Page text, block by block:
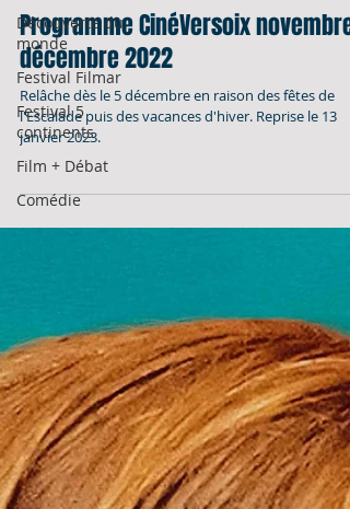
Découverte du
monde
Festival Filmar
Festival 5
continents
Film + Débat
Comédie
Programme CinéVersoix novembre-
décembre 2022
Relâche dès le 5 décembre en raison des fêtes de
l'Escalade puis des vacances d'hiver. Reprise le 13
janvier 2023.